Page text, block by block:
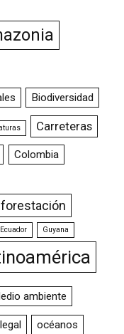
Biodiversidad
Carreteras
Colombia
Ecuador Guyana
ambiente
océanos